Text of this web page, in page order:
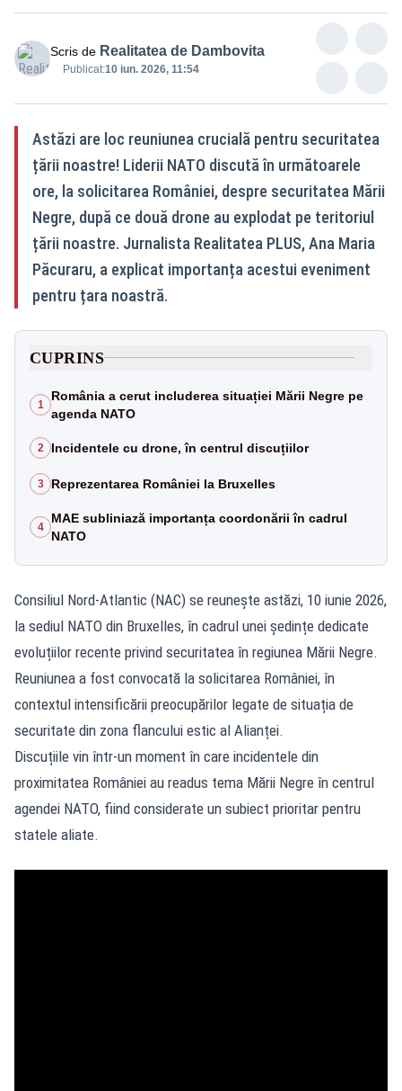
Scris de Realitatea de Dambovita
Publicat:10 iun. 2026, 11:54
Astăzi are loc reuniunea crucială pentru securitatea
țării noastre! Liderii NATO discută în următoarele
ore, la solicitarea României, despre securitatea Mării
Negre, după ce două drone au explodat pe teritoriul
țării noastre. Jurnalista Realitatea PLUS, Ana Maria
Păcuraru, a explicat importanța acestui eveniment
pentru țara noastră.
CUPRINS
1
România a cerut includerea situației Mării Negre pe
agenda NATO
2 Incidentele cu drone, în centrul discuțiilor
3 Reprezentarea României la Bruxelles
4
MAE subliniază importanța coordonării în cadrul
NATO
Consiliul Nord-Atlantic (NAC) se reunește astăzi, 10 iunie 2026,
la sediul NATO din Bruxelles, în cadrul unei ședințe dedicate
evoluțiilor recente privind securitatea în regiunea Mării Negre.
Reuniunea a fost convocată la solicitarea României, în
contextul intensificării preocupărilor legate de situația de
securitate din zona flancului estic al Alianței.
Discuțiile vin într-un moment în care incidentele din
proximitatea României au readus tema Mării Negre în centrul
agendei NATO, fiind considerate un subiect prioritar pentru
statele aliate.